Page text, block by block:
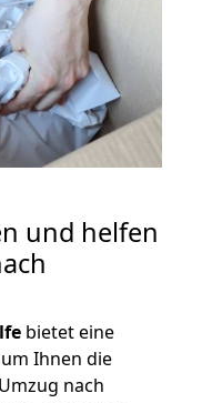
und helfen
bietet eine
Ihnen die
nach